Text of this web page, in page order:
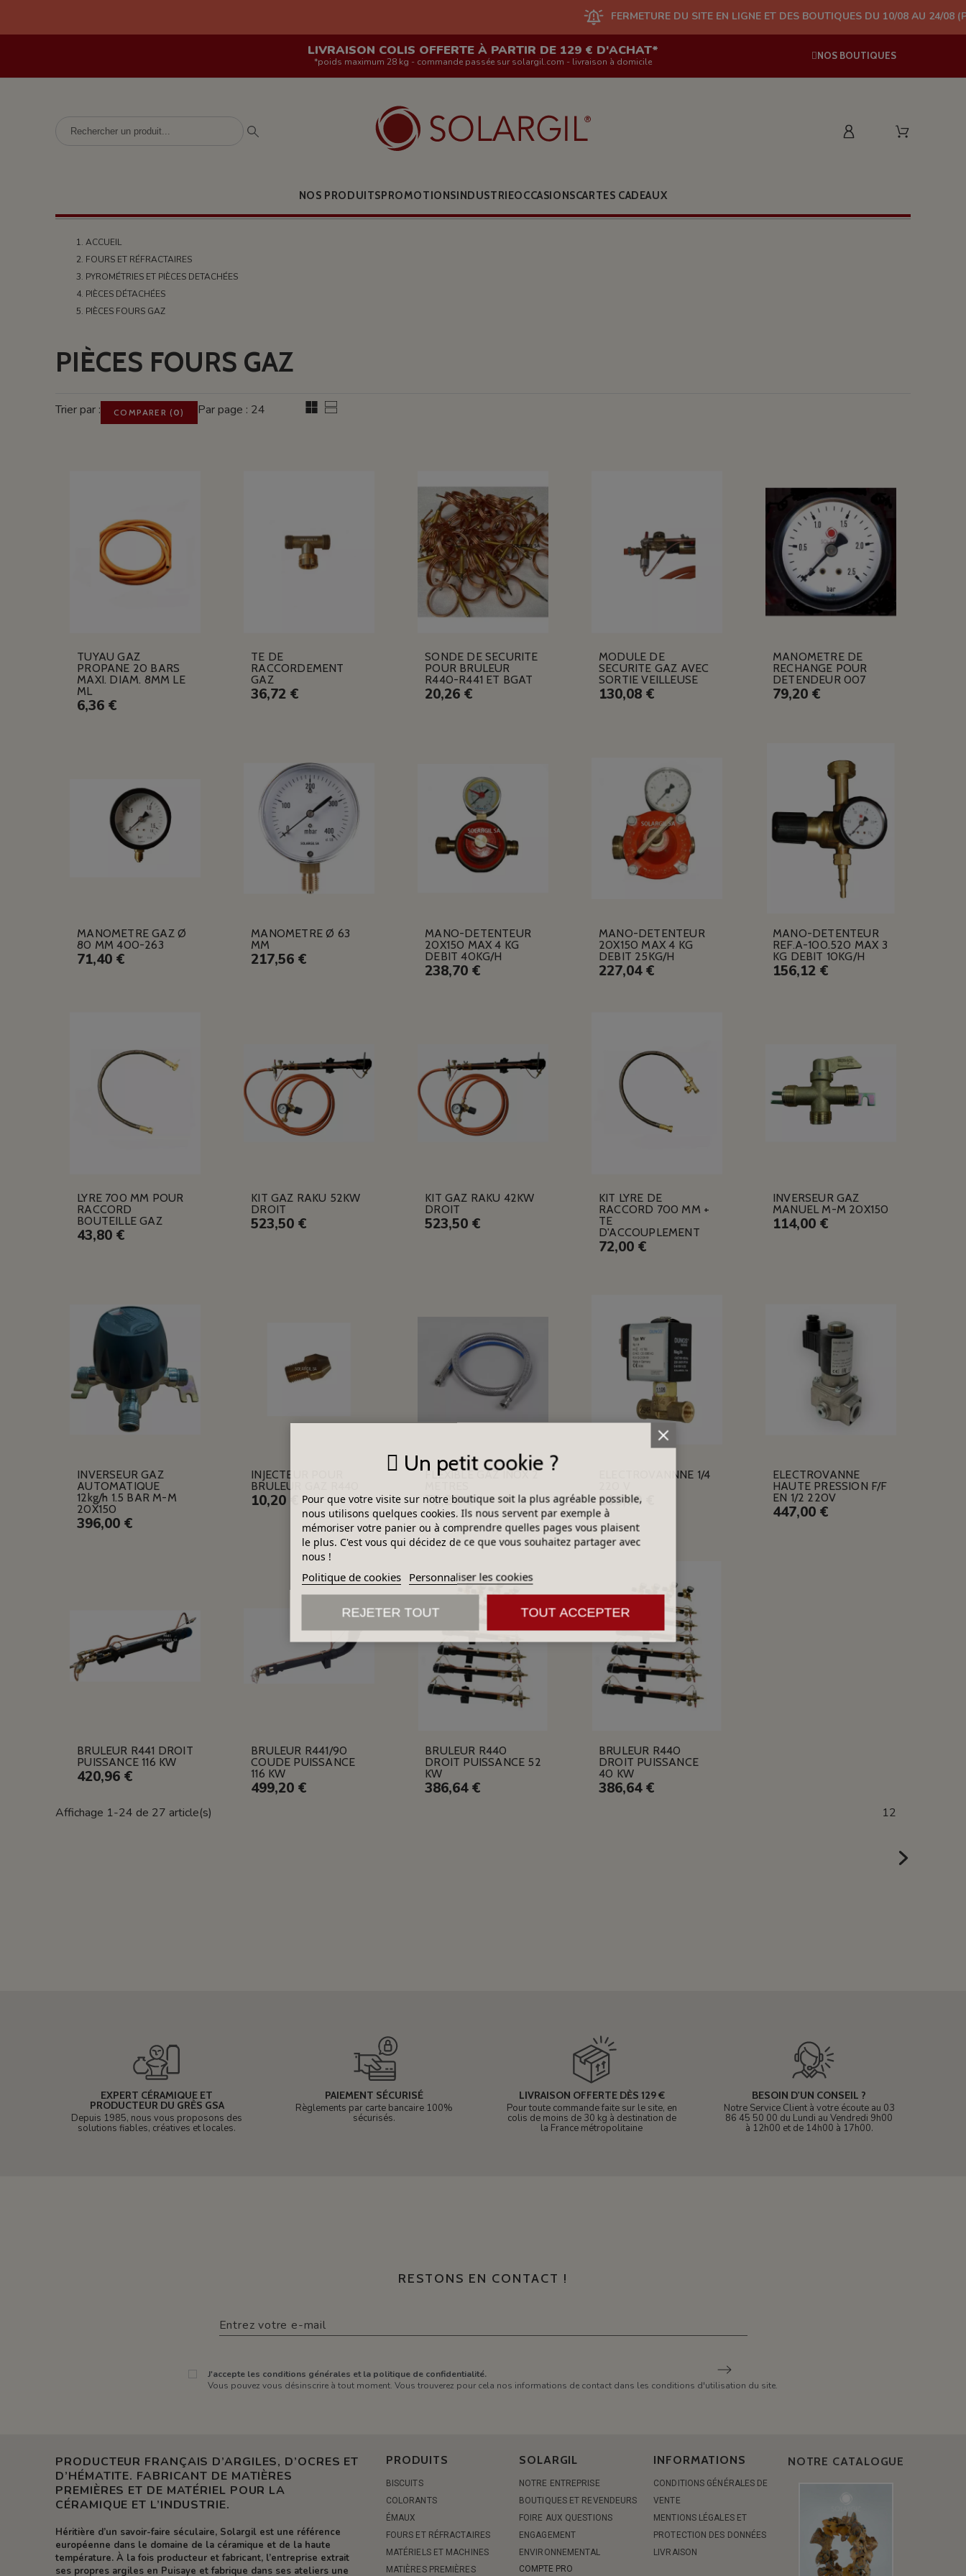
FERMETURE DU SITE EN LIGNE ET DES BOUTIQUES DU 10/08 AU 24/08 (PLUS
LIVRAISON COLIS OFFERTE À PARTIR DE 129 € D'ACHAT*
*poids maximum 28 kg - commande passée sur solargil.com - livraison à domicile
NOS BOUTIQUES
NOS PRODUITSPROMOTIONSINDUSTRIEOCCASIONSCARTES CADEAUX
ACCUEIL
FOURS ET RÉFRACTAIRES
PYROMÉTRIES ET PIÈCES DETACHÉES
PIÈCES DÉTACHÉES
PIÈCES FOURS GAZ
PIÈCES FOURS GAZ
Trier par : COMPARER (0) Par page : 24
TUYAU GAZ
PROPANE 20 BARS
MAXI. DIAM. 8MM LE
ML
6,36 €
TE DE
RACCORDEMENT
GAZ
36,72 €
SONDE DE SECURITE
POUR BRULEUR
R440-R441 ET BGAT
20,26 €
MODULE DE
SECURITE GAZ AVEC
SORTIE VEILLEUSE
130,08 €
MANOMETRE DE
RECHANGE POUR
DETENDEUR 007
79,20 €
MANOMETRE GAZ Ø
80 MM 400-263
71,40 €
MANOMETRE Ø 63
MM
217,56 €
MANO-DETENTEUR
20X150 MAX 4 KG
DEBIT 40KG/H
238,70 €
MANO-DETENTEUR
20X150 MAX 4 KG
DEBIT 25KG/H
227,04 €
MANO-DETENTEUR
REF.A-100.520 MAX 3
KG DEBIT 10KG/H
156,12 €
LYRE 700 MM POUR
RACCORD
BOUTEILLE GAZ
43,80 €
KIT GAZ RAKU 52KW
DROIT
523,50 €
KIT GAZ RAKU 42KW
DROIT
523,50 €
KIT LYRE DE
RACCORD 700 MM +
TE
D'ACCOUPLEMENT
72,00 €
INVERSEUR GAZ
MANUEL M-M 20X150
114,00 €
INVERSEUR GAZ
AUTOMATIQUE
12kg/h 1.5 BAR M-M
20X150
396,00 €
INJECTEUR POUR
BRULEUR GAZ R440
10,20 €
FLEXIBLE GAZ INOX 2
73,20 €
ELECTROVANNNE 1/4
138,00 €
ELECTROVANNE
HAUTE PRESSION F/F
EN 1/2 220V
447,00 €
BRULEUR R441 DROIT
PUISSANCE 116 KW
420,96 €
BRULEUR R441/90
COUDE PUISSANCE
116 KW
499,20 €
BRULEUR R440
DROIT PUISSANCE 52
KW
386,64 €
BRULEUR R440
DROIT PUISSANCE
40 KW
386,64 €
Affichage 1-24 de 27 article(s) 12
EXPERT CÉRAMIQUE ET
PRODUCTEUR DU GRÈS GSA
Depuis 1985, nous vous proposons des
solutions fiables, créatives et locales.
PAIEMENT SÉCURISÉ
Règlements par carte bancaire 100%
sécurisés.
LIVRAISON OFFERTE DÈS 129 €
Pour toute commande faite sur le site, en
colis de moins de 30 kg à destination de
la France métropolitaine
BESOIN D'UN CONSEIL ?
Notre Service Client à votre écoute au 03
86 45 50 00 du Lundi au Vendredi 9h00
à 12h00 et de 14h00 à 17h00.
RESTONS EN CONTACT !
J'accepte les conditions générales et la politique de confidentialité.
Vous pouvez vous désinscrire à tout moment. Vous trouverez pour cela nos informations de contact dans les conditions d'utilisation du site.
PRODUCTEUR FRANÇAIS D’ARGILES, D’OCRES ET
D’HÉMATITE. FABRICANT DE MATIÈRES
PREMIÈRES ET DE MATÉRIEL POUR LA
CÉRAMIQUE ET L’INDUSTRIE.
Héritière d’un savoir-faire séculaire, Solargil est une référence
européenne dans le domaine de la céramique et de la haute
température. À la fois producteur et fabricant, l’entreprise extrait
ses propres argiles en Puisaye et fabrique dans ses ateliers une
PRODUITS
BISCUITS
COLORANTS
ÉMAUX
FOURS ET RÉFRACTAIRES
MATÉRIELS ET MACHINES
MATIÈRES PREMIÈRES
SOLARGIL
NOTRE ENTREPRISE
BOUTIQUES ET REVENDEURS
FOIRE AUX QUESTIONS
ENGAGEMENT
ENVIRONNEMENTAL
COMPTE PRO
INFORMATIONS
CONDITIONS GÉNÉRALES DE
VENTE
MENTIONS LÉGALES ET
PROTECTION DES DONNÉES
LIVRAISON
NOTRE CATALOGUE
Un petit cookie ?
Pour que votre visite sur notre boutique soit la plus agréable possible,
nous utilisons quelques cookies. Ils nous servent par exemple à
mémoriser votre panier ou à comprendre quelles pages vous plaisent
le plus. C'est vous qui décidez de ce que vous souhaitez partager avec
nous !
Politique de cookies Personnaliser les cookies
REJETER TOUT TOUT ACCEPTER